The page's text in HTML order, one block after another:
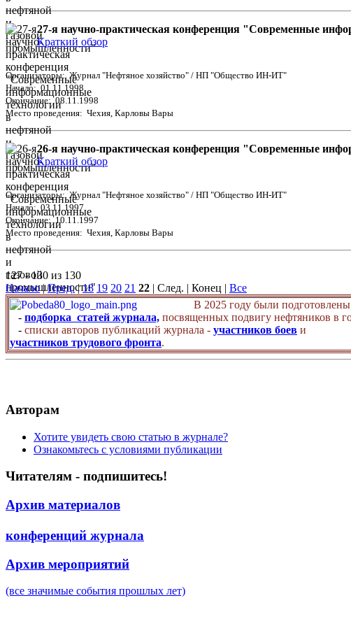
27-я научно-практическая конференция "Современные
Краткий обзор
Организаторы: Журнал "Нефтяное хозяйство" / НП "Общество ИН-ИТ"
Начало: 01.11.1998
Окончание: 08.11.1998
Место проведения: Чехия, Карловы Вары
26-я научно-практическая конференция "Современные
Краткий обзор
Организаторы: Журнал "Нефтяное хозяйство" / НП "Общество ИН-ИТ"
Начало: 03.11.1997
Окончание: 10.11.1997
Место проведения: Чехия, Карловы Вары
127 - 130 из 130
Начало|Пред.|18 19 20 21 22 | След. | Конец | Все
В 2025 году были
- подборка статей журнала, посвященных подвигу нефтяников в
- списки авторов публикаций журнала - участников боев и
участников трудового фронта.
Авторам
Хотите увидеть свою статью в журнале?
Ознакомьтесь с условиями публикации
Читателям - подпишитесь!
Архив материалов
конференций журнала
Архив мероприятий
(все значимые события прошлых лет)